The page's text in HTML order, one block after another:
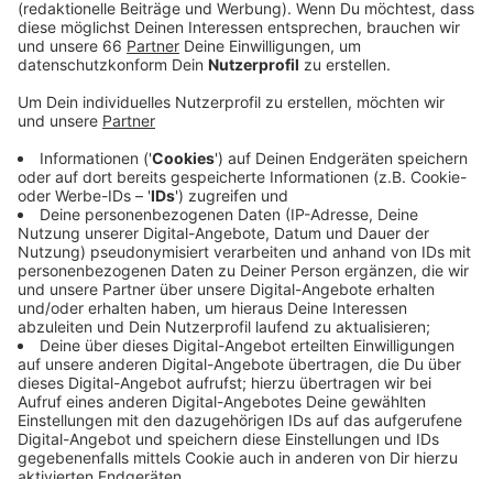
(10. Oktober 2023) eine neue Ausstellung.
Veröffentlicht:Montag, 09.10.2023 13:23
Anzeige
Sie beleuchtet die Geschichte der Feuerwehr in
unserer Stadt - speziell in den Jahren des
Nationalsozialismus. Im vergangenen Jahr hatte die
Feuerwehr den 150. Geburtstag gefeiert - und selbst
eine Ausstellung zu der bislang wenig beachteten
Geschichte angeregt. Zu sehen sind Bestände aus
dem Stadtarchiv.
Anzeige
Weitere Infos und Links zum Thema: